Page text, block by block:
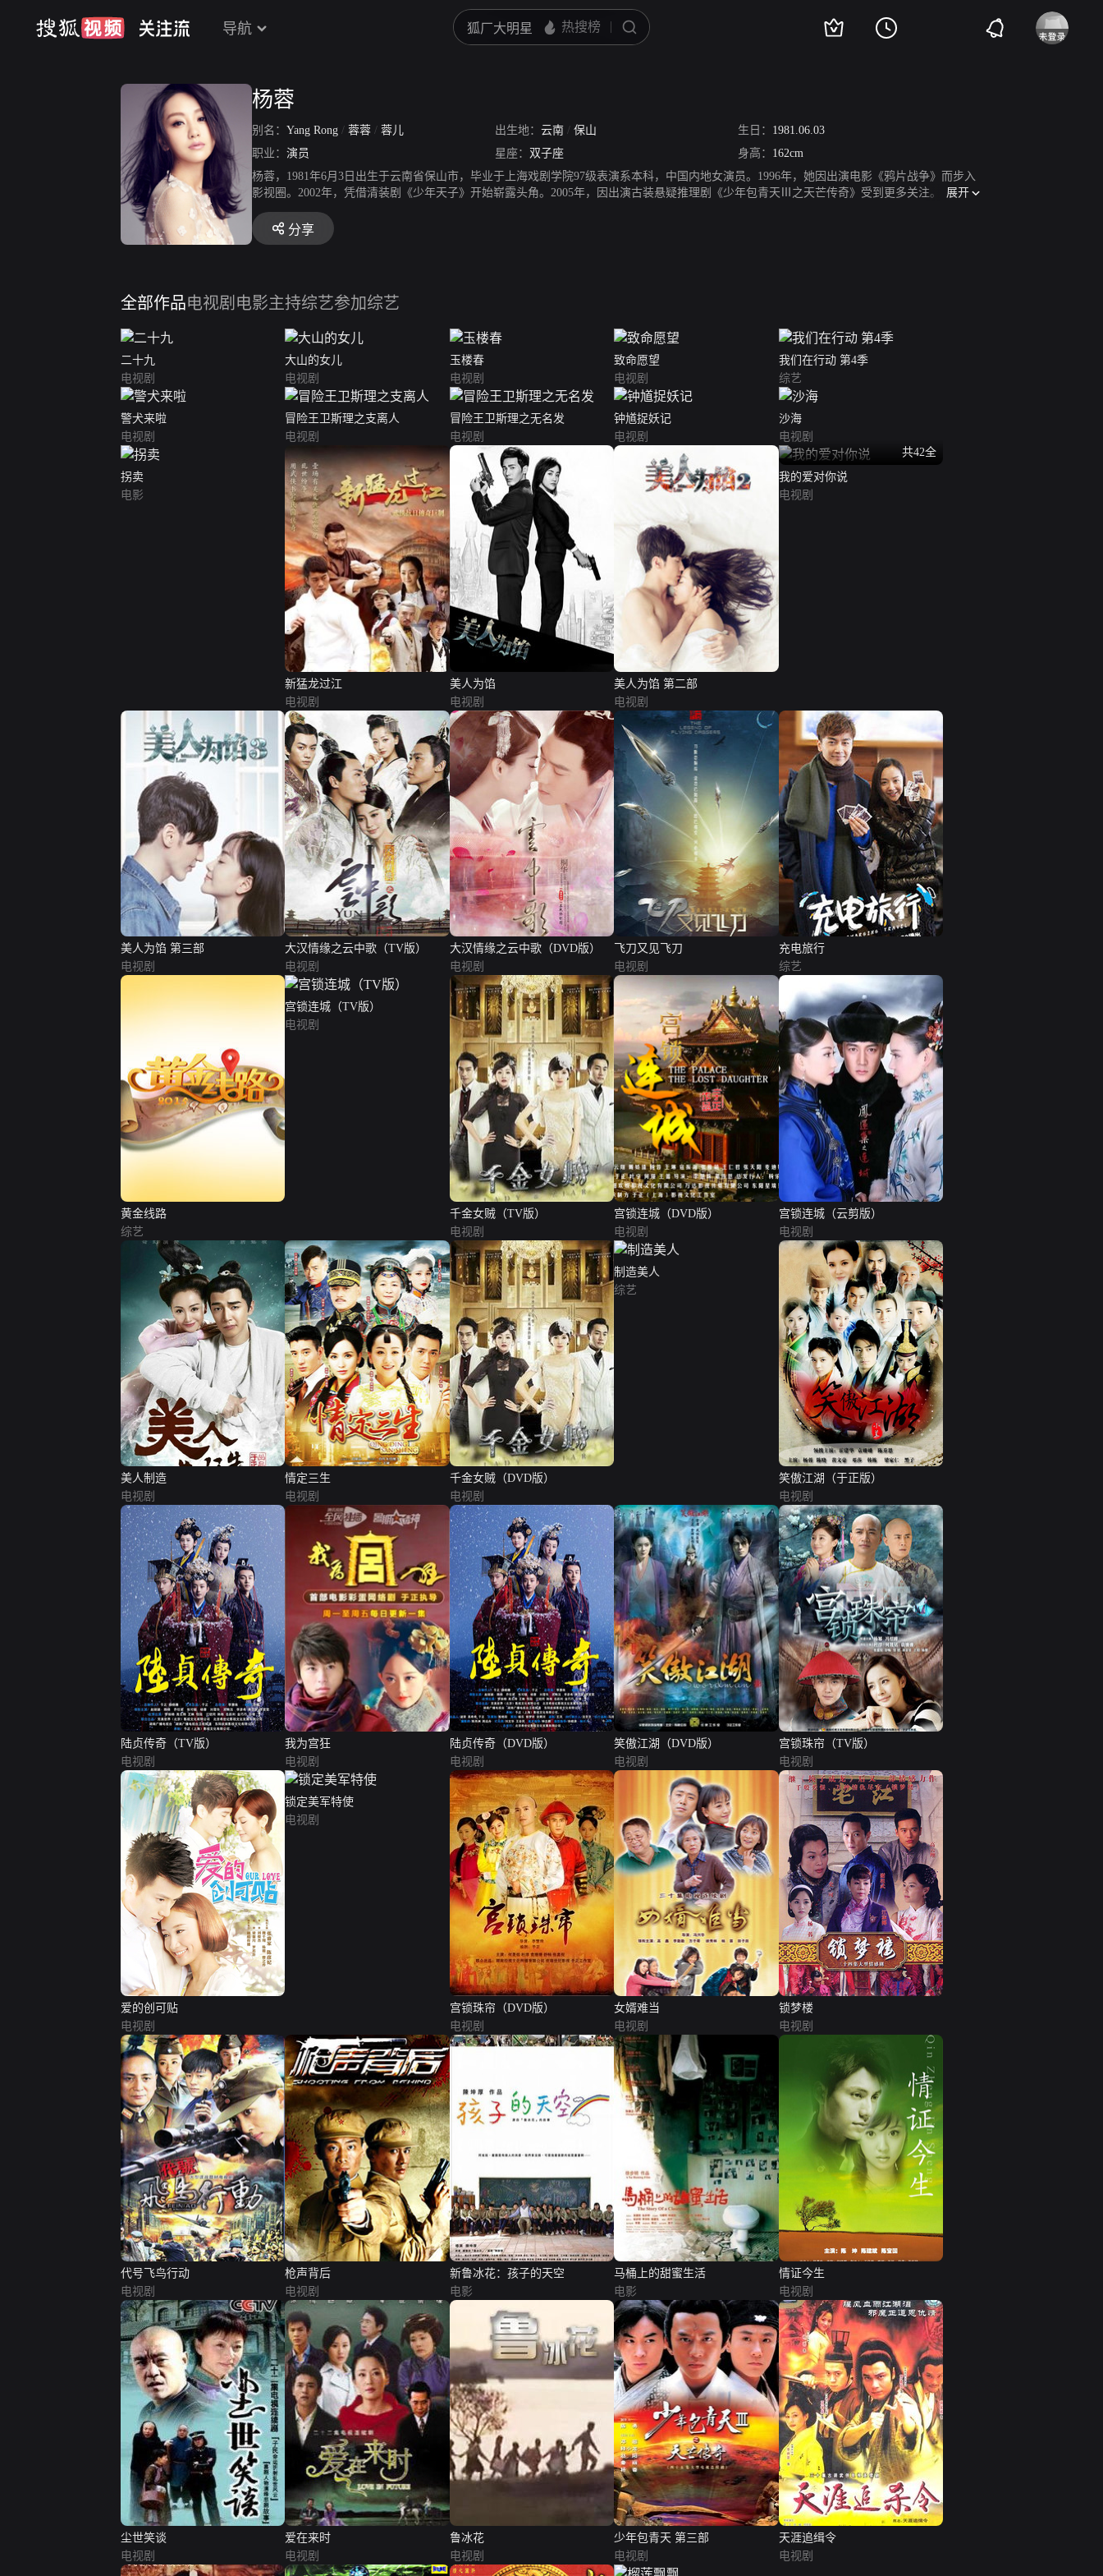
导航
杨蓉
别名： Yang Rong / 蓉蓉 / 蓉儿 出生地： 云南 / 保山 生日： 1981.06.03
职业： 演员 星座： 双子座 身高： 162cm
杨蓉，1981年6月3日出生于云南省保山市，毕业于上海戏剧学院97级表演系本科，中国内地女演员。1996年，她因出演电影《鸦片战争》而步入
影视圈。2002年，凭借清装剧《少年天子》开始崭露头角。2005年，因出演古装悬疑推理剧《少年包青天Ⅲ之天芒传奇》受到更多关注。2014
年，她主演的古装剧《美人制造》创造了湖南卫视青春星期天首播最高纪录。2016年，其主演的《美人为馅》系列犯罪悬疑网络剧播出。2017
年，凭借《美人为馅3》获第二届亚洲新媒体电影节“金海鸥奖”网络剧最受欢迎女演员奖。2020年，杨蓉回归话剧舞台，参与了话剧《我爱桃花》
的演出；同年，她还参演了古装喜剧《玉楼春》。2021年，主演电视剧《当家主母》。2022年，她主演了脱贫攻坚剧《大山的女儿》。
展开
分享
全部作品电视剧 电影主持综艺参加综艺
二十九
电视剧
大山的女儿
电视剧
玉楼春
电视剧
致命愿望
电视剧
我们在行动 第4季
综艺
警犬来啦
电视剧
冒险王卫斯理之支离人
电视剧
冒险王卫斯理之无名发
电视剧
钟馗捉妖记
电视剧
沙海
电视剧
拐卖
电影
新猛龙过江
电视剧
美人为馅
电视剧
美人为馅 第二部
电视剧
共42全
我的爱对你说
电视剧
美人为馅 第三部
电视剧
大汉情缘之云中歌（TV版）
电视剧
大汉情缘之云中歌（DVD版）
电视剧
飞刀又见飞刀
电视剧
充电旅行
综艺
黄金线路
综艺
宫锁连城（TV版）
电视剧
千金女贼（TV版）
电视剧
宫锁连城（DVD版）
电视剧
宫锁连城（云剪版）
电视剧
美人制造
电视剧
情定三生
电视剧
千金女贼（DVD版）
电视剧
制造美人
综艺
笑傲江湖（于正版）
电视剧
陆贞传奇（TV版）
电视剧
我为宫狂
电视剧
陆贞传奇（DVD版）
电视剧
笑傲江湖（DVD版）
电视剧
宫锁珠帘（TV版）
电视剧
爱的创可贴
电视剧
锁定美军特使
电视剧
宫锁珠帘（DVD版）
电视剧
女婿难当
电视剧
锁梦楼
电视剧
代号飞鸟行动
电视剧
枪声背后
电视剧
新鲁冰花：孩子的天空
电影
马桶上的甜蜜生活
电影
情证今生
电视剧
尘世笑谈
电视剧
爱在来时
电视剧
鲁冰花
电视剧
少年包青天 第三部
电视剧
天涯追缉令
电视剧